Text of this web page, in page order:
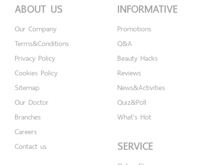
ABOUT US
Our Company
Terms&Conditions
Privacy Policy
Cookies Policy
Sitemap
Our Doctor
Branches
Careers
Contact us
INFORMATIVE
Promotions
Q&A
Beauty Hacks
Reviews
News&Activities
Quiz&Poll
What's Hot
SERVICE